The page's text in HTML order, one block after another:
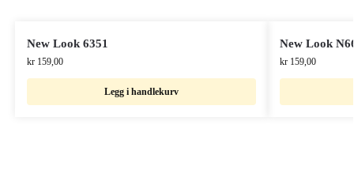
New Look 6351
kr159,00
Legg i handlekurv
New Look
kr159,00